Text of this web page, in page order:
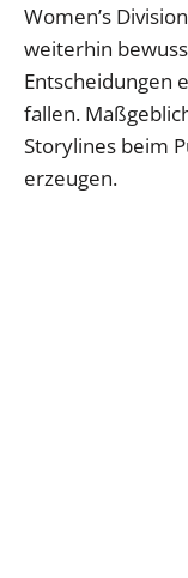
Women’s
weiterhin
Entscheidungen
fallen.
Storylines beim
erzeugen.